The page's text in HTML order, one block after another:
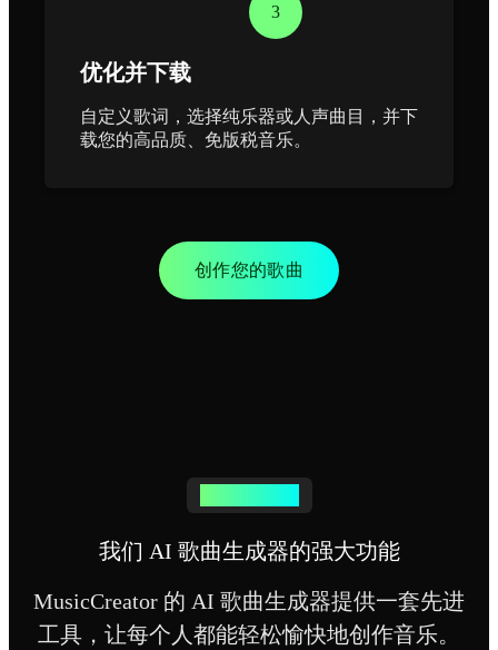
3
优化并下载
自定义歌词，选择纯乐器或人声曲目，并下
载您的高品质、免版税音乐。
创作您的歌曲
我们 AI 歌曲生成器的强大功能
MusicCreator 的 AI 歌曲生成器提供一套先进
工具，让每个人都能轻松愉快地创作音乐。